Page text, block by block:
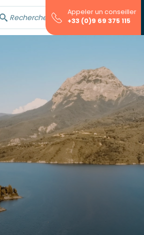
Rechercher avec l'assistant...
Appeler un conseiller
+33 (0)9 69 375 115